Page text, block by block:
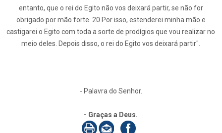
entanto, que o rei do Egito não vos deixará partir, se não for
obrigado por mão forte. 20 Por isso, estenderei minha mão e
castigarei o Egito com toda a sorte de prodígios que vou realizar no
meio deles. Depois disso, o rei do Egito vos deixará partir".
- Palavra do Senhor.
- Graças a Deus.